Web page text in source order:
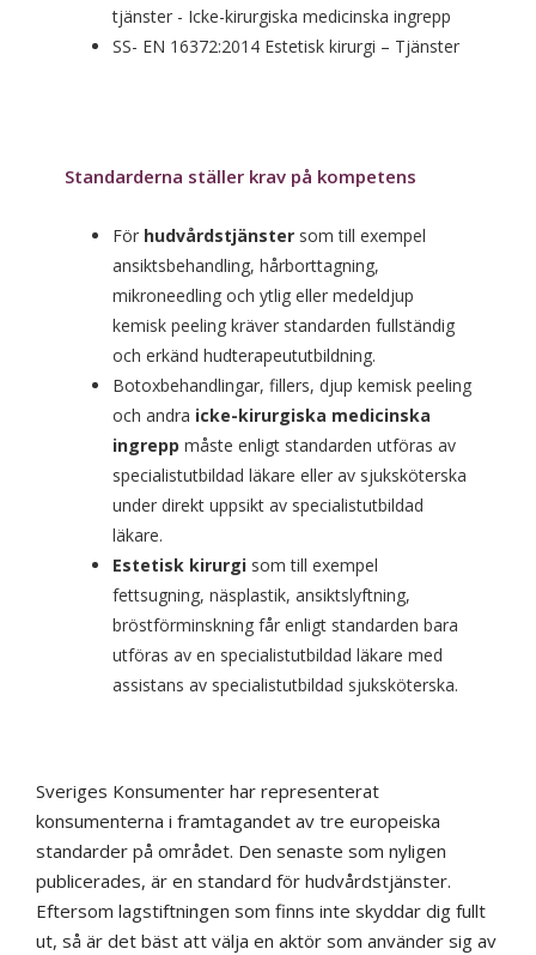
tjänster - Icke-kirurgiska medicinska ingrepp
SS- EN 16372:2014 Estetisk kirurgi – Tjänster
Standarderna ställer krav på kompetens
För hudvårdstjänster som till exempel
ansiktsbehandling, hårborttagning,
mikroneedling och ytlig eller medeldjup
kemisk peeling kräver standarden fullständig
och erkänd hudterapeututbildning.
Botoxbehandlingar, fillers, djup kemisk peeling
och andra icke-kirurgiska medicinska
ingrepp måste enligt standarden utföras av
specialistutbildad läkare eller av sjuksköterska
under direkt uppsikt av specialistutbildad
läkare.
Estetisk kirurgi som till exempel
fettsugning, näsplastik, ansiktslyftning,
bröstförminskning får enligt standarden bara
utföras av en specialistutbildad läkare med
assistans av specialistutbildad sjuksköterska.
Sveriges Konsumenter har representerat
konsumenterna i framtagandet av tre europeiska
standarder på området. Den senaste som nyligen
publicerades, är en standard för hudvårdstjänster.
Eftersom lagstiftningen som finns inte skyddar dig fullt
ut, så är det bäst att välja en aktör som använder sig av